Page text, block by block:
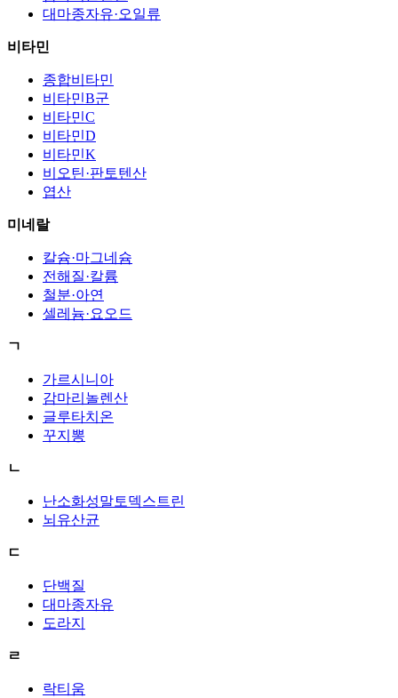
대마종자유·오일류
비타민
종합비타민
비타민B군
비타민C
비타민D
비타민K
비오틴·판토텐산
엽산
미네랄
칼슘·마그네슘
전해질·칼륨
철분·아연
셀레늄·요오드
ㄱ
가르시니아
감마리놀렌산
글루타치온
꾸지뽕
ㄴ
난소화성말토덱스트린
뇌유산균
ㄷ
단백질
대마종자유
도라지
ㄹ
락티움